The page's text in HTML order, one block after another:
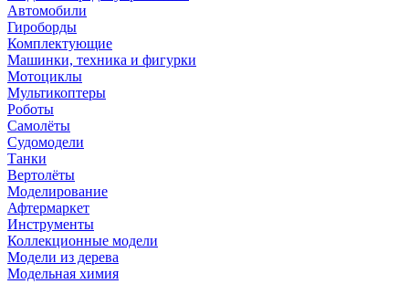
Автомобили
Гироборды
Комплектующие
Машинки, техника и фигурки
Мотоциклы
Мультикоптеры
Роботы
Самолёты
Судомодели
Танки
Вертолёты
Моделирование
Афтермаркет
Инструменты
Коллекционные модели
Модели из дерева
Модельная химия